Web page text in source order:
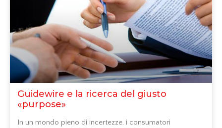
Guidewire e la ricerca del giusto
«purpose»
In un mondo pieno di incertezze, i consumatori